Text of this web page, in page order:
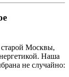
старой Москвы,
Наша
не случайно: